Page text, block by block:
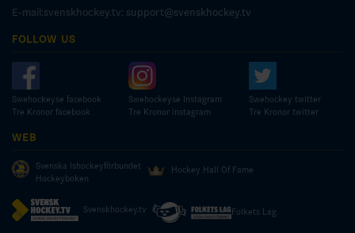
E-mail:svenskhockey.tv: support@svenskhockey.tv
FOLLOW US
Swehockeyse facebook
Tre Kronor facebook
Swehockeyse Instagram
Tre Kronor instagram
Swehockey twitter
Tre Kronor twitter
WEB
Svenska Ishockeyförbundet
Hockeyboken
Hockey Hall Of Fame
Svenskhockey.tv Folkets Lag